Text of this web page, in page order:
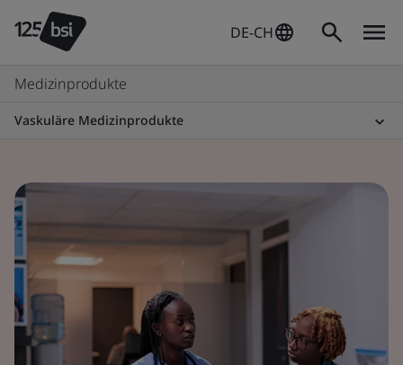
DE-CH
Medizinprodukte
Vaskuläre Medizinprodukte